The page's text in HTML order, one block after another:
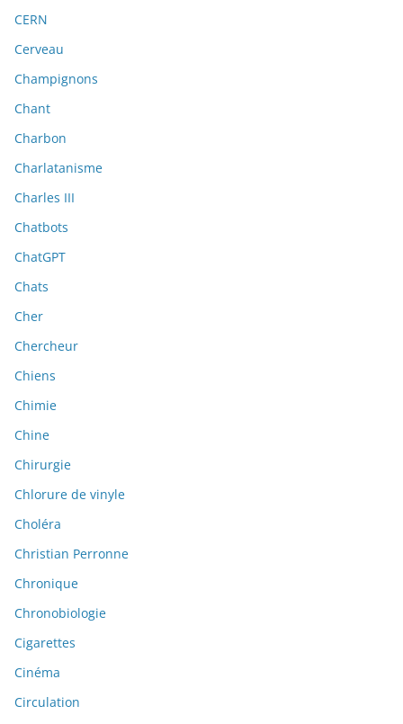
CERN
Cerveau
Champignons
Chant
Charbon
Charlatanisme
Charles III
Chatbots
ChatGPT
Chats
Cher
Chercheur
Chiens
Chimie
Chine
Chirurgie
Chlorure de vinyle
Choléra
Christian Perronne
Chronique
Chronobiologie
Cigarettes
Cinéma
Circulation